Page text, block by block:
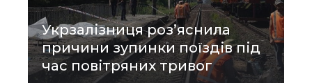
Укрзалізниця роз’яснила
причини зупинки поїздів під
час повітряних тривог